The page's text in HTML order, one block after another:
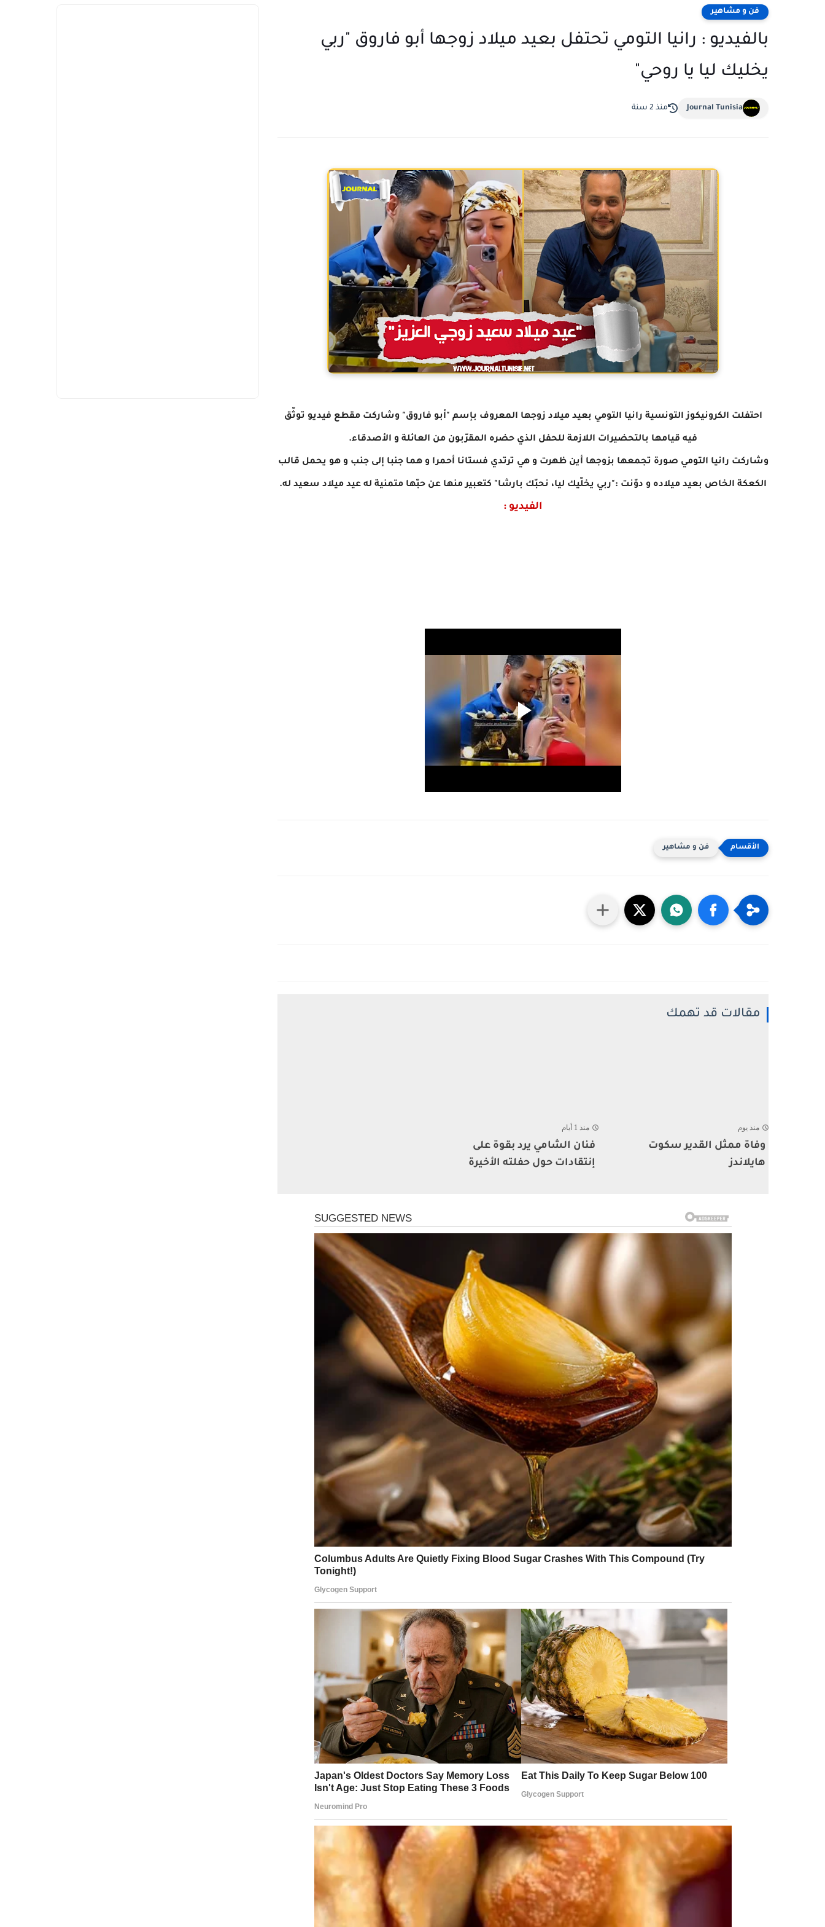
فن و مشاهير
بالفيديو : رانيا التومي تحتفل بعيد ميلاد زوجها أبو فاروق "ربي
يخليك ليا يا روحي"
Journal Tunisia منذ 2 سنة
احتفلت الكرونيكوز التونسية رانيا التومي بعيد ميلاد زوجها المعروف بإسم "أبو فاروق" وشاركت مقطع فيديو توثّق
فيه قيامها بالتحضيرات اللازمة للحفل الذي حضره المقرّبون من العائلة و الأصدقاء.
وشاركت رانيا التومي صورة تجمعها بزوجها أين ظهرت و هي ترتدي فستانا أحمرا و هما جنبا إلى جنب و هو يحمل قالب
الكعكة الخاص بعيد ميلاده و دوّنت :"ربي يخلّيك ليا، نحبّك بارشا" كتعبير منها عن حبّها متمنية له عيد ميلاد سعيد له.
الفيديو :
فن و مشاهير
مقالات قد تهمك
منذ يوم
وفاة ممثل القدير سكوت
هايلاندز
منذ 1 أيام
فنان الشامي يرد بقوة على
إنتقادات حول حفلته الأخيرة